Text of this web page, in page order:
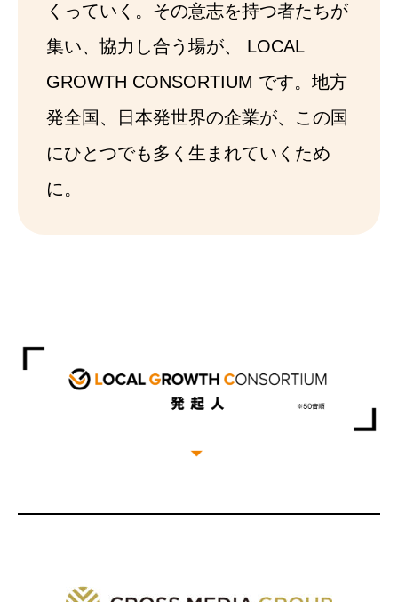
くっていく。その意志を持つ者たちが
集い、協力し合う場が、 LOCAL
GROWTH CONSORTIUM です。地方
発全国、日本発世界の企業が、この国
にひとつでも多く生まれていくため
に。